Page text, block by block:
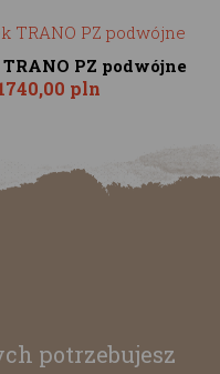
PZ podwójne
pln
potrzebujesz